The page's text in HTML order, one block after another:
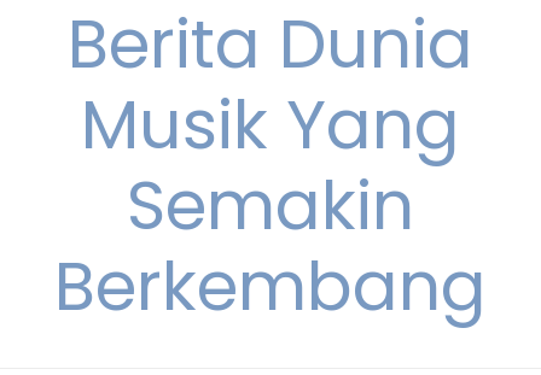
Berita Dunia
Musik Yang
Semakin
Berkembang